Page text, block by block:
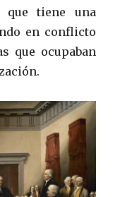
que tiene una
en conflicto
que ocupaban